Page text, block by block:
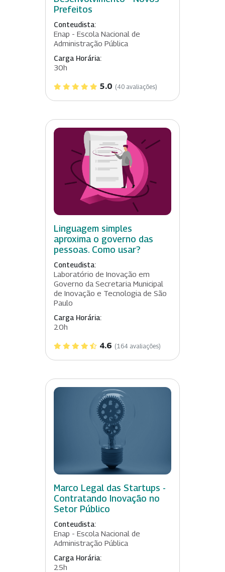
Prefeitos
Conteudista:
Enap - Escola Nacional de
Administração Pública
Carga Horária:
30h
5.0 (40 avaliações)
Linguagem simples
aproxima o governo das
pessoas. Como usar?
Conteudista:
Laboratório de Inovação em
Governo da Secretaria Municipal
de Inovação e Tecnologia de São
Paulo
Carga Horária:
20h
4.6 (164 avaliações)
Marco Legal das Startups -
Contratando Inovação no
Setor Público
Conteudista:
Enap - Escola Nacional de
Administração Pública
Carga Horária:
25h